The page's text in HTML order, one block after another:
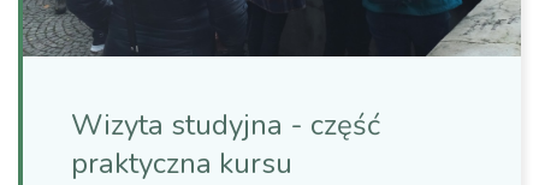
Wizyta studyjna - część
praktyczna kursu